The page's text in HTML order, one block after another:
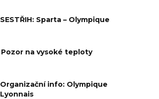
SESTŘIH: Sparta – Olympique
Pozor na vysoké teploty
Organizační info: Olympique
Lyonnais